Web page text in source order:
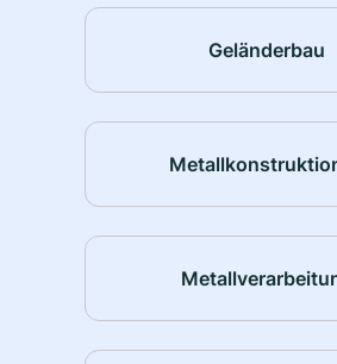
Geländerbau